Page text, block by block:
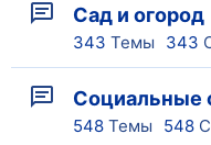
Сад и огород
343 Темы 343
Социальные
548 Темы 548